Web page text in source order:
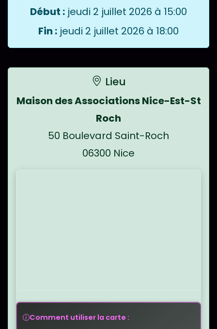
Début : jeudi 2 juillet 2026 à 15:00
Fin : jeudi 2 juillet 2026 à 18:00
Lieu
Maison des Associations Nice-Est-St
Roch
50 Boulevard Saint-Roch
06300 Nice
Comment utiliser la carte :